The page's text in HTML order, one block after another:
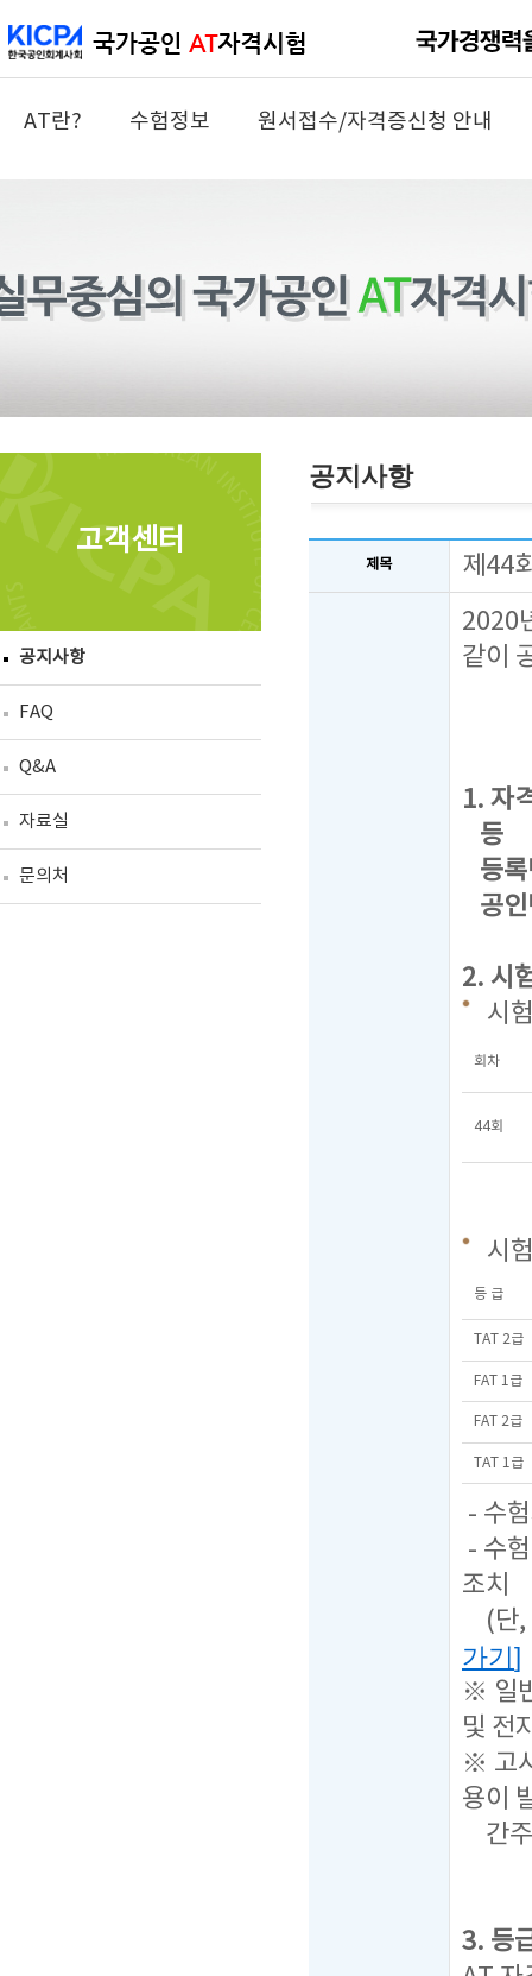
AT란? 수험정보 원서접수/자격증신청 안내
고객센터
공지사항
FAQ
Q&A
자료실
문의처
공지사항
제목 제44
2020
같이
1. 자
등
등
공인
2. 시
시
회차
44회
시
등 급
TAT 2급
FAT 1급
FAT 2급
TAT 1급
- 수
- 수
조치
(단,
가기]
※ 일
및 전
※ 고
용이
간
3. 등